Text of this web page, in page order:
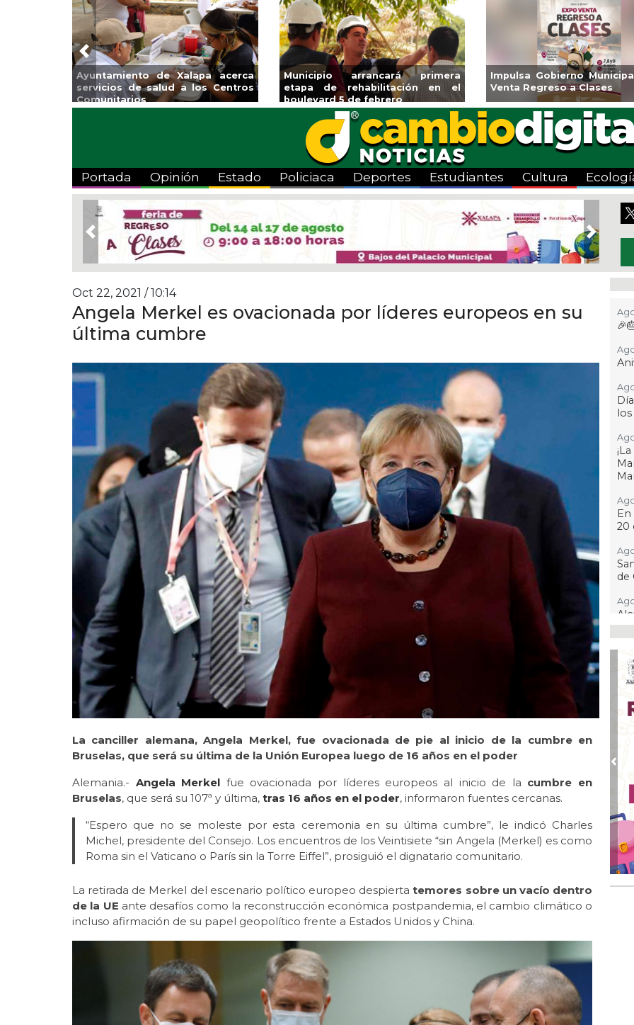
Invita Ayuntamiento de Veracruz
a Temporada de Artes “Escena
Viva”
Aplicará CMAS el Programa de
Tandeo durante agosto
Guarniciones y banquetas
colonia El Mango en Pánuco
Previous
Portada Opinión Estado Policiaca Deportes Estudiantes Cultura
Previous Next
Oct 22, 2021 / 10:14
Angela Merkel es ovacionada por líderes europeos en su
última cumbre
La canciller alemana, Angela Merkel, fue ovacionada de pie al inicio de la cumbre en
Bruselas, que será su última de la Unión Europea luego de 16 años en el poder
Alemania.- Angela Merkel fue ovacionada por líderes europeos al inicio de la cumbre en
Bruselas, que será su 107ª y última, tras 16 años en el poder, informaron fuentes cercanas.
“Espero que no se moleste por esta ceremonia en su última cumbre”, le indicó Charles
Michel, presidente del Consejo. Los encuentros de los Veintisiete “sin Angela (Merkel) es como
Roma sin el Vaticano o París sin la Torre Eiffel”, prosiguió el dignatario comunitario.
La retirada de Merkel del escenario político europeo despiertatemores sobre un vacío dentro
de la UE ante desafíos como la reconstrucción económica postpandemia, el cambio climático o
incluso afirmación de su papel geopolítico frente a Estados Unidos y China.
20
de
a